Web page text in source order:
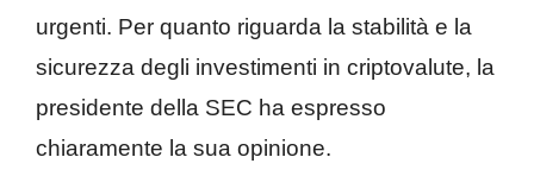
urgenti. Per quanto riguarda la stabilità e la
sicurezza degli investimenti in criptovalute, la
presidente della SEC ha espresso
chiaramente la sua opinione.